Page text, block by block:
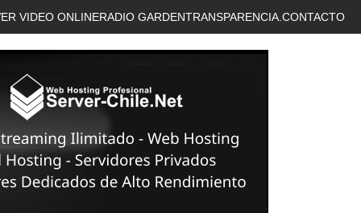
VIDEO ONLINERADIO GARDENTRANSPARENCIA. CONTACTO